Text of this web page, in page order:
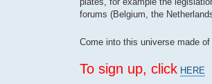
forums (Belgium, the
Come into this universe made
To sign up, click HERE